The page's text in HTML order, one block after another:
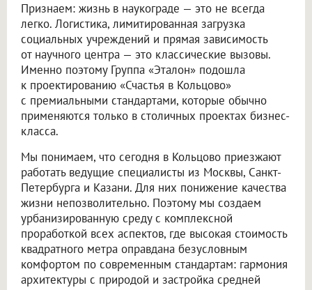
Признаем: жизнь в наукограде — это не всегда
легко. Логистика, лимитированная загрузка
социальных учреждений и прямая зависимость
от научного центра — это классические вызовы.
Именно поэтому Группа «Эталон» подошла
к проектированию «Счастья в Кольцово»
с премиальными стандартами, которые обычно
применяются только в столичных проектах бизнес-
класса.
Мы понимаем, что сегодня в Кольцово приезжают
работать ведущие специалисты из Москвы, Санкт-
Петербурга и Казани. Для них понижение качества
жизни непозволительно. Поэтому мы создаем
урбанизированную среду с комплексной
проработкой всех аспектов, где высокая стоимость
квадратного метра оправдана безусловным
комфортом по современным стандартам: гармония
архитектуры с природой и застройка средней